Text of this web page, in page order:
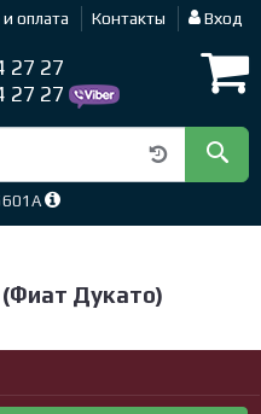
оплата Контакты Вход
27 27
27 27
Дукато)